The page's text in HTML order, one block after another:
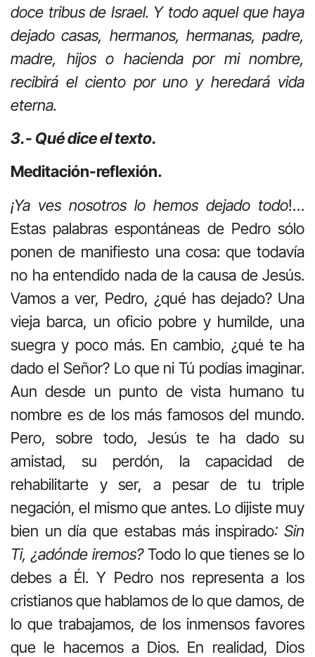
doce tribus de Israel. Y todo aquel que haya
dejado casas, hermanos, hermanas, padre,
madre, hijos o hacienda por mi nombre,
recibirá el ciento por uno y heredará vida
eterna.
3.- Qué dice el texto.
Meditación-reflexión.
¡Ya ves nosotros lo hemos dejado todo!…
Estas palabras espontáneas de Pedro sólo
ponen de manifiesto una cosa: que todavía
no ha entendido nada de la causa de Jesús.
Vamos a ver, Pedro, ¿qué has dejado? Una
vieja barca, un oficio pobre y humilde, una
suegra y poco más. En cambio, ¿qué te ha
dado el Señor? Lo que ni Tú podías imaginar.
Aun desde un punto de vista humano tu
nombre es de los más famosos del mundo.
Pero, sobre todo, Jesús te ha dado su
amistad, su perdón, la capacidad de
rehabilitarte y ser, a pesar de tu triple
negación, el mismo que antes. Lo dijiste muy
bien un día que estabas más inspirado: Sin
Ti, ¿adónde iremos?Todo lo que tienes se lo
debes a Él. Y Pedro nos representa a los
cristianos que hablamos de lo que damos, de
lo que trabajamos, de los inmensos favores
que le hacemos a Dios. En realidad, Dios